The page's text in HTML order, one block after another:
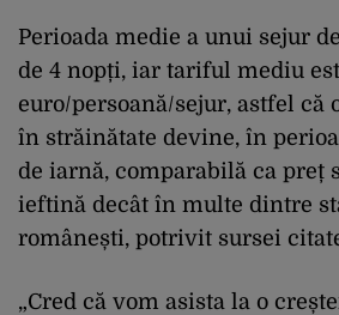
Perioada medie a unui sejur
de 4 nopți, iar tariful mediu
euro/persoană/sejur, astfel că
în străinătate devine, în
de iarnă, comparabilă ca preț
ieftină decât în multe dintre
românești, potrivit sursei
„Cred că vom asista la o